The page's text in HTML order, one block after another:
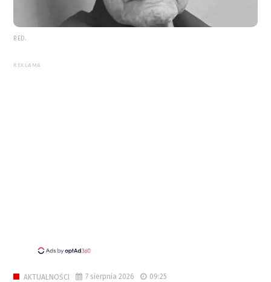
RED.
REKLAMA
AKTUALNOŚCI 7 sierpnia 2026 09:25